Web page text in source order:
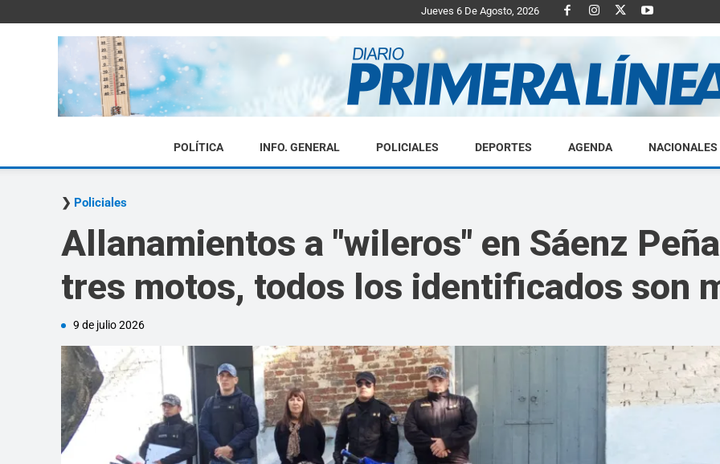
Jueves 6 De Agosto, 2026
Diario
Primera
POLÍTICA INFO. GENERAL POLICIALES DEPORTES AGENDA NACIONALES
Policiales
Allanamientos a "wileros" en Sáenz
tres motos, todos los identificados son
9 de julio 2026